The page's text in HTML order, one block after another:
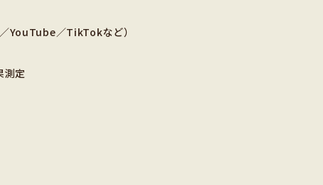
YouTube／TikTokなど）
測定